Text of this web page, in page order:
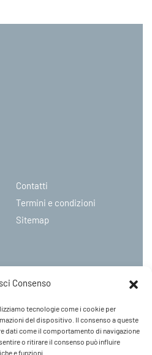
Consenso
tecnologie come i cookie per
del dispositivo. Il consenso a queste
dati come il comportamento di navigazione
o ritirare il consenso può influire
e funzioni.
Contatti
Termini e condizioni
Sitemap